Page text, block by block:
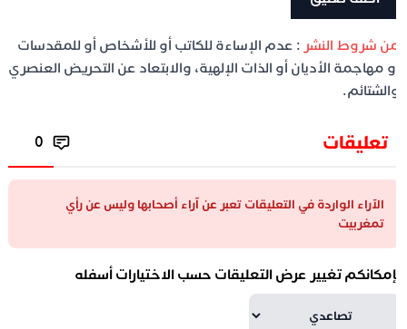
شروط النشر: عدم الإساءة للكاتب أو للأشخاص أو للمقدسات
مهاجمة الأديان أو الذات الإلهية، والابتعاد عن التحريض العنصري
تعليقات 0
الآراء الواردة في التعليقات تعبر عن آراء أصحابها وليس عن رأي
تمغربيت
تغيير عرض التعليقات حسب الاختيارات أسفله